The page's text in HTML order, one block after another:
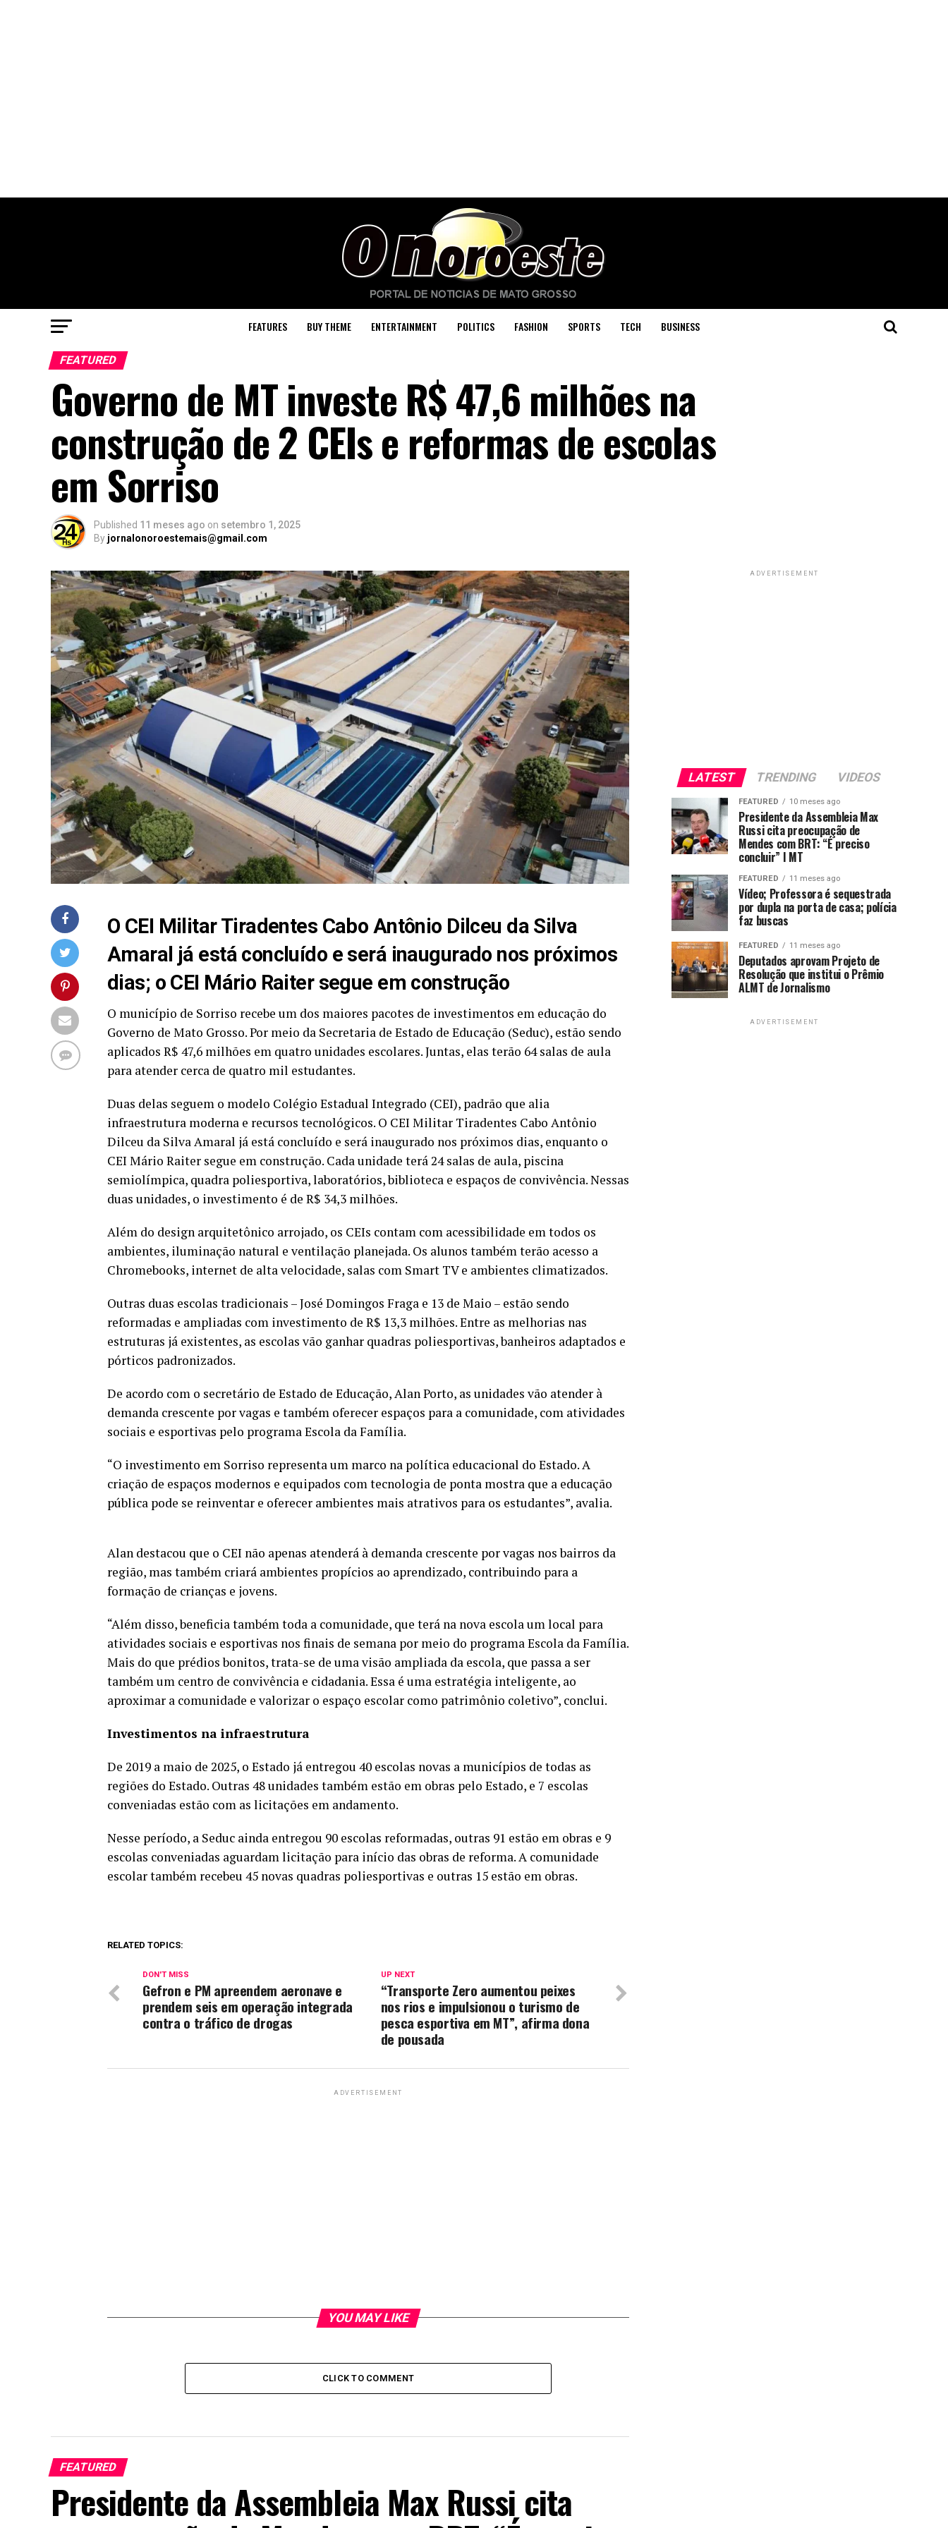
FEATURES BUY THEME ENTERTAINMENT POLITICS FASHION SPORTS TECH BUSINESS
FEATURED
Governo de MT investe R$ 47,6 milhões na
construção de 2 CEIs e reformas de escolas
em Sorriso
Published 11 meses ago on setembro 1, 2025
By jornalonoroestemais@gmail.com
O CEI Militar Tiradentes Cabo Antônio Dilceu da Silva
Amaral já está concluído e será inaugurado nos próximos
dias; o CEI Mário Raiter segue em construção
O município de Sorriso recebe um dos maiores pacotes de investimentos em educação do
Governo de Mato Grosso. Por meio da Secretaria de Estado de Educação (Seduc), estão sendo
aplicados R$ 47,6 milhões em quatro unidades escolares. Juntas, elas terão 64 salas de aula
para atender cerca de quatro mil estudantes.
Duas delas seguem o modelo Colégio Estadual Integrado (CEI), padrão que alia
infraestrutura moderna e recursos tecnológicos. O CEI Militar Tiradentes Cabo Antônio
Dilceu da Silva Amaral já está concluído e será inaugurado nos próximos dias, enquanto o
CEI Mário Raiter segue em construção. Cada unidade terá 24 salas de aula, piscina
semiolímpica, quadra poliesportiva, laboratórios, biblioteca e espaços de convivência. Nessas
duas unidades, o investimento é de R$ 34,3 milhões.
Além do design arquitetônico arrojado, os CEIs contam com acessibilidade em todos os
ambientes, iluminação natural e ventilação planejada. Os alunos também terão acesso a
Chromebooks, internet de alta velocidade, salas com Smart TV e ambientes climatizados.
Outras duas escolas tradicionais – José Domingos Fraga e 13 de Maio – estão sendo
reformadas e ampliadas com investimento de R$ 13,3 milhões. Entre as melhorias nas
estruturas já existentes, as escolas vão ganhar quadras poliesportivas, banheiros adaptados e
pórticos padronizados.
De acordo com o secretário de Estado de Educação, Alan Porto, as unidades vão atender à
demanda crescente por vagas e também oferecer espaços para a comunidade, com atividades
sociais e esportivas pelo programa Escola da Família.
“O investimento em Sorriso representa um marco na política educacional do Estado. A
criação de espaços modernos e equipados com tecnologia de ponta mostra que a educação
pública pode se reinventar e oferecer ambientes mais atrativos para os estudantes”, avalia.
Alan destacou que o CEI não apenas atenderá à demanda crescente por vagas nos bairros da
região, mas também criará ambientes propícios ao aprendizado, contribuindo para a
formação de crianças e jovens.
“Além disso, beneficia também toda a comunidade, que terá na nova escola um local para
atividades sociais e esportivas nos finais de semana por meio do programa Escola da Família.
Mais do que prédios bonitos, trata-se de uma visão ampliada da escola, que passa a ser
também um centro de convivência e cidadania. Essa é uma estratégia inteligente, ao
aproximar a comunidade e valorizar o espaço escolar como patrimônio coletivo”, conclui.
Investimentos na infraestrutura
De 2019 a maio de 2025, o Estado já entregou 40 escolas novas a municípios de todas as
regiões do Estado. Outras 48 unidades também estão em obras pelo Estado, e 7 escolas
conveniadas estão com as licitações em andamento.
Nesse período, a Seduc ainda entregou 90 escolas reformadas, outras 91 estão em obras e 9
escolas conveniadas aguardam licitação para início das obras de reforma. A comunidade
escolar também recebeu 45 novas quadras poliesportivas e outras 15 estão em obras.
RELATED TOPICS:
UP NEXT
“Transporte Zero aumentou peixes
nos rios e impulsionou o turismo de
pesca esportiva em MT”, afirma dona
de pousada
DON'T MISS
Gefron e PM apreendem aeronave e
prendem seis em operação integrada
contra o tráfico de drogas
ADVERTISEMENT
YOU MAY LIKE
CLICK TO COMMENT
FEATURED
Presidente da Assembleia Max Russi cita
ADVERTISEMENT
LATEST TRENDING VIDEOS
FEATURED 10 meses ago
Presidente da Assembleia Max
Russi cita preocupação de
Mendes com BRT: “É preciso
concluir” I MT
FEATURED 11 meses ago
Vídeo; Professora é sequestrada
por dupla na porta de casa; polícia
faz buscas
FEATURED 11 meses ago
Deputados aprovam Projeto de
Resolução que institui o Prêmio
ALMT de Jornalismo
ADVERTISEMENT